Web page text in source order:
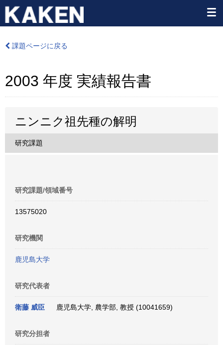
課題ページに戻る
2003 年度 実績報告書
ニンニク祖先種の解明
研究課題
研究課題/領域番号
13575020
研究機関
鹿児島大学
研究代表者
衛藤 威臣 鹿児島大学, 農学部, 教授 (10041659)
研究分担者